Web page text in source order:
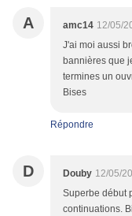
A amc14 12/05/
J'ai moi aussi
bannières que
termines un
Bises
Répondre
D Douby 12/05/
Superbe début
continuations.